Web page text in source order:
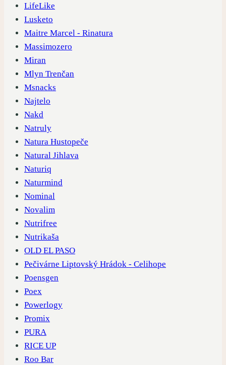
LifeLike
Lusketo
Maitre Marcel - Rinatura
Massimozero
Miran
Mlyn Trenčan
Msnacks
Najtelo
Nakd
Natruly
Natura Hustopeče
Natural Jihlava
Naturiq
Naturmind
Nominal
Novalim
Nutrifree
Nutrikaša
OLD EL PASO
Pečivárne Liptovský Hrádok - Celihope
Poensgen
Poex
Powerlogy
Promix
PURA
RICE UP
Roo Bar